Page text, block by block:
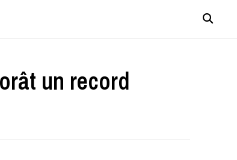
un record